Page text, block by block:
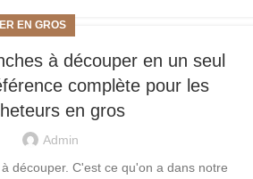
EN GROS
à découper en un seul
complète pour les
en gros
Admin
découper. C'est ce qu'on a dans notre